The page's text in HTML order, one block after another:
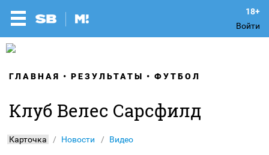
Войти
ГЛАВНАЯ РЕЗУЛЬТАТЫ ФУТБОЛ
Клуб Велес Сарсфилд
Карточка Новости Видео